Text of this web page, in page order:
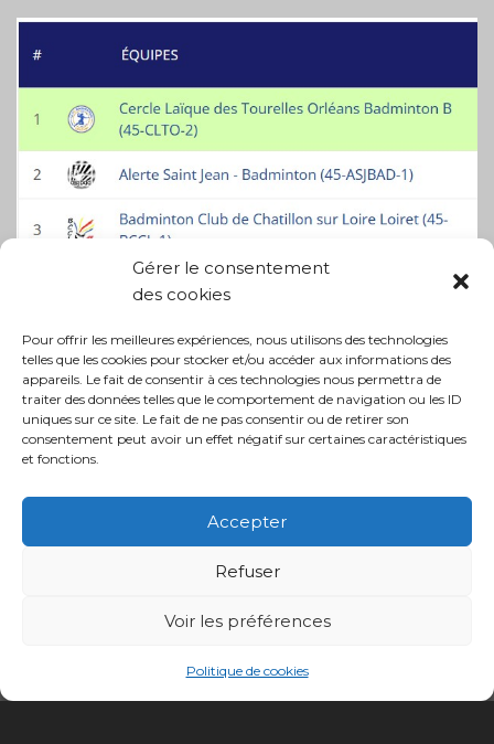
Gérer le consentement
des cookies
Pour offrir les meilleures expériences, nous utilisons des technologies
telles que les cookies pour stocker et/ou accéder aux informations des
appareils. Le fait de consentir à ces technologies nous permettra de
traiter des données telles que le comportement de navigation ou les ID
uniques sur ce site. Le fait de ne pas consentir ou de retirer son
consentement peut avoir un effet négatif sur certaines caractéristiques
et fonctions.
Accepter
Refuser
Voir les préférences
Politique de cookies